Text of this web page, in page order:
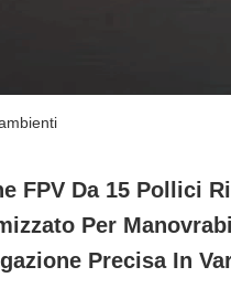
FPV Da 15 Pollici
Per
Precisa In